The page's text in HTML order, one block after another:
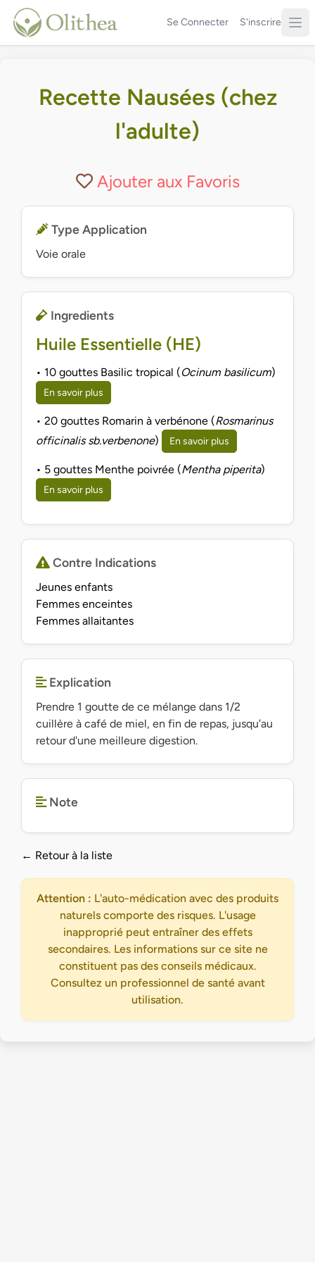
Se Connecter S'inscrire
Recette Nausées (chez
l'adulte)
Ajouter aux Favoris
Type Application
Voie orale
Ingredients
Huile Essentielle (HE)
• 10 gouttes Basilic tropical (Ocinum basilicum)
En savoir plus
• 20 gouttes Romarin à verbénone (Rosmarinus
officinalis sb.verbenone) En savoir plus
• 5 gouttes Menthe poivrée (Mentha piperita)
En savoir plus
Contre Indications
Jeunes enfants
Femmes enceintes
Femmes allaitantes
Explication
Prendre 1 goutte de ce mélange dans 1/2
cuillère à café de miel, en fin de repas, jusqu'au
retour d'une meilleure digestion.
Note
← Retour à la liste
Attention : L'auto-médication avec des produits
naturels comporte des risques. L'usage
inapproprié peut entraîner des effets
secondaires. Les informations sur ce site ne
constituent pas des conseils médicaux.
Consultez un professionnel de santé avant
utilisation.